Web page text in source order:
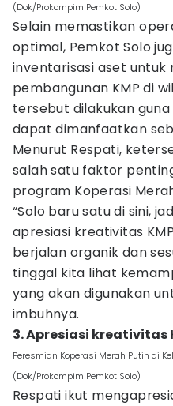
(Dok/Prokompim Pemkot Solo)
Selain memastikan
optimal, Pemkot Solo
inventarisasi aset untuk
pembangunan KMP di
tersebut dilakukan
dapat dimanfaatkan
Menurut Respati,
salah satu faktor
program Koperasi
“Solo baru satu di sini,
apresiasi kreativitas
berjalan organik dan
tinggal kita lihat
yang akan digunakan
imbuhnya.
3. Apresiasi kreativitas
Peresmian Koperasi Merah Putih di
(Dok/Prokompim Pemkot Solo)
Respati ikut